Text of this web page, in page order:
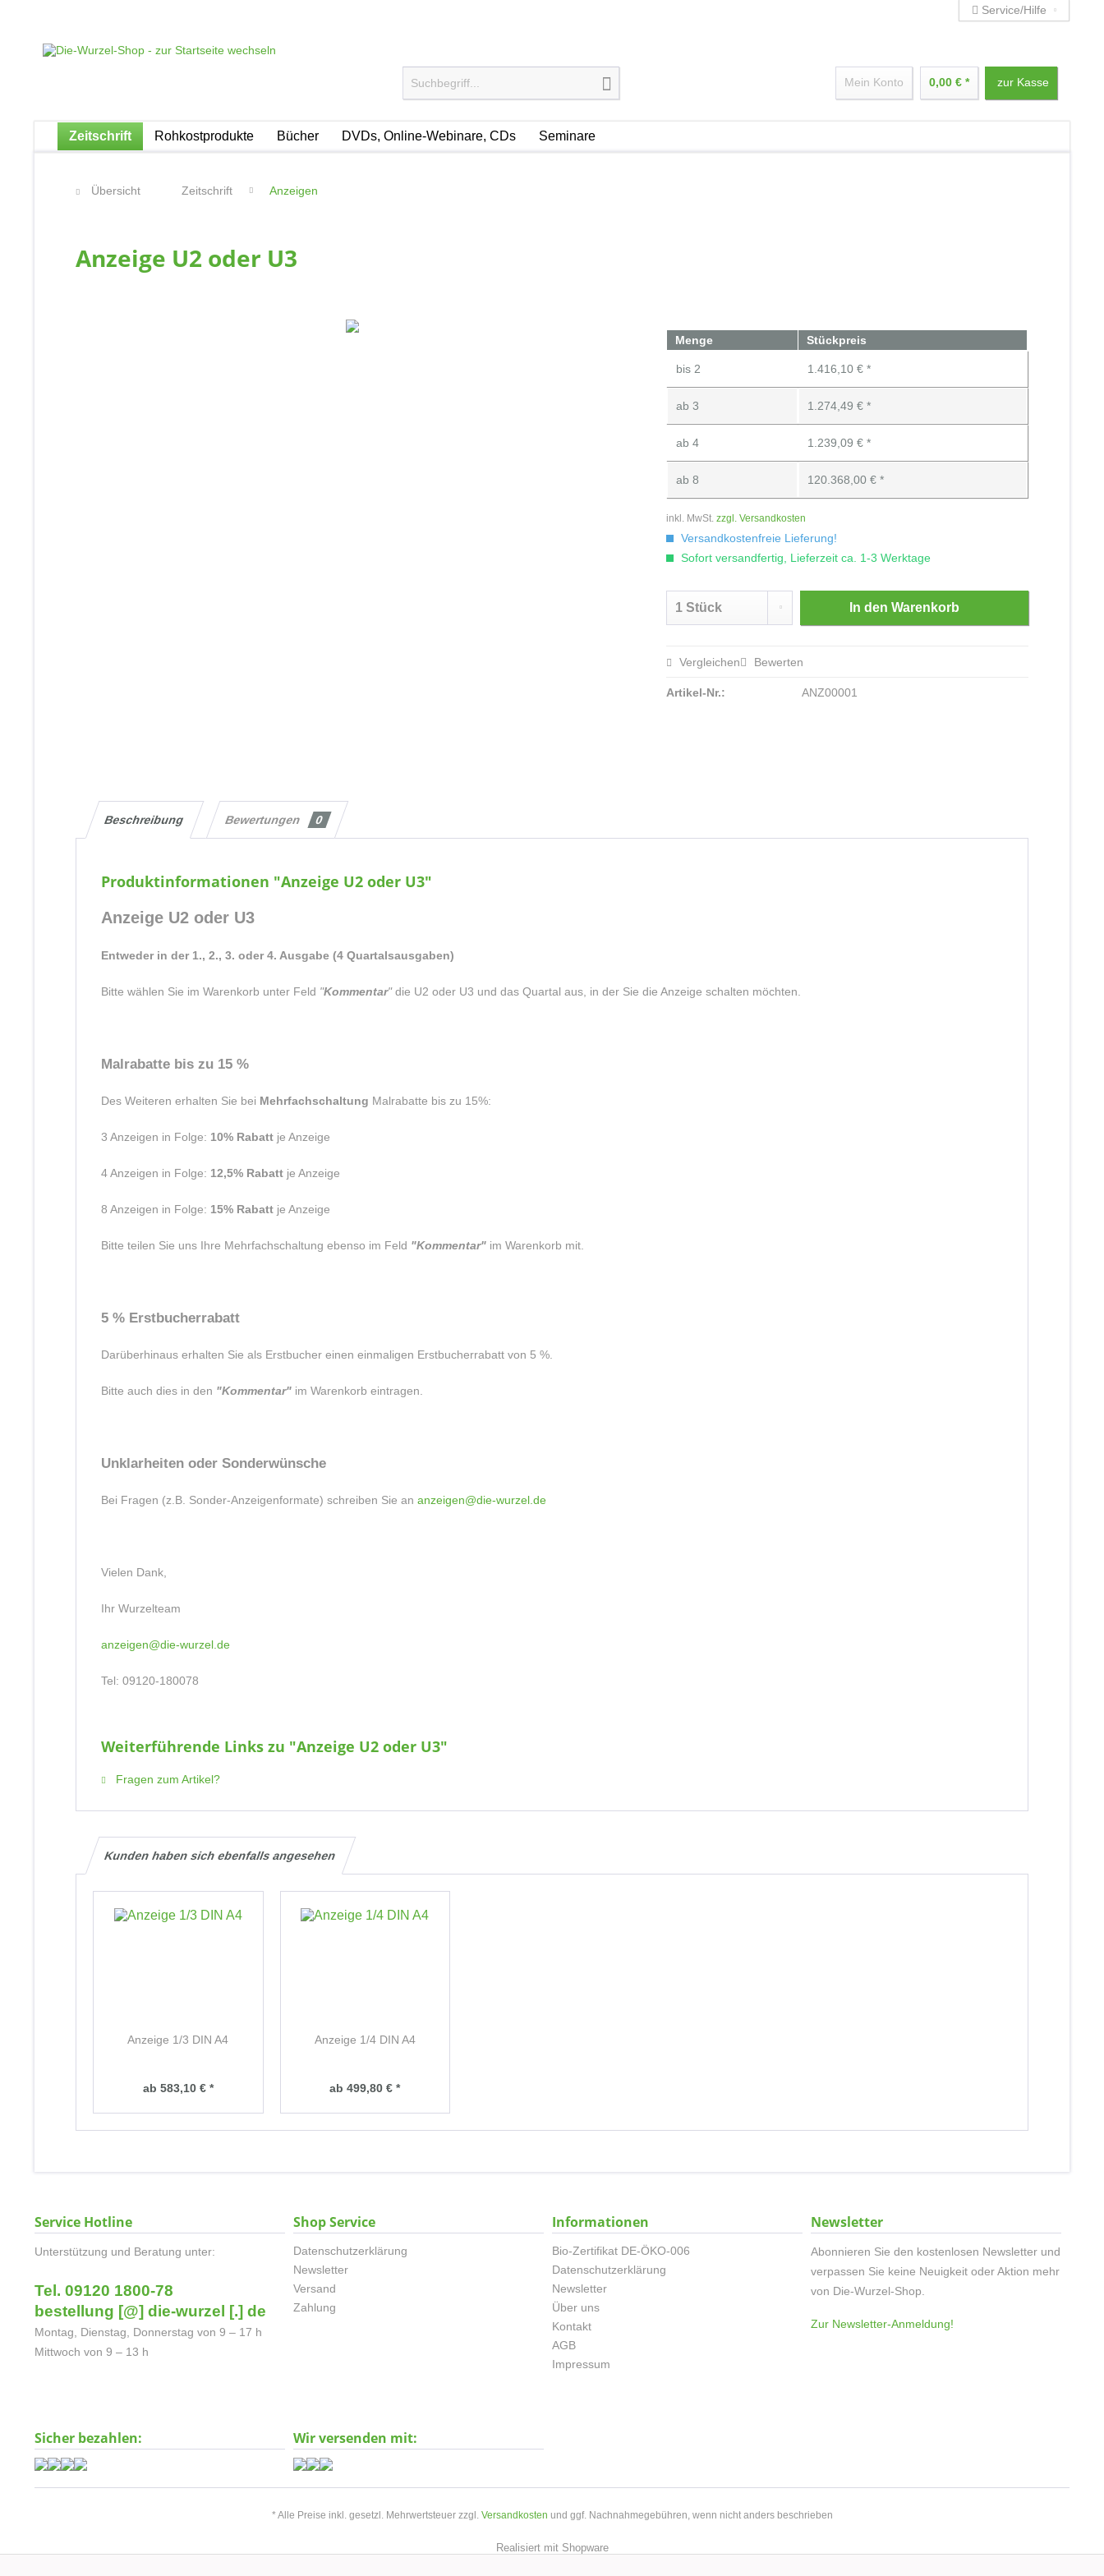
Service/Hilfe
Mein Konto 0,00 € * zur Kasse
Zeitschrift Rohkostprodukte Bücher DVDs, Online-Webinare, CDs Seminare
Übersicht Zeitschrift Anzeigen
Anzeige U2 oder U3
Menge Stückpreis
bis 2 1.416,10 € *
ab3 1.274,49 € *
ab4 1.239,09 € *
ab8 120.368,00 € *
inkl. MwSt.zzgl. Versandkosten
Versandkostenfreie Lieferung!
Sofort versandfertig, Lieferzeit ca. 1-3 Werktage
In den Warenkorb
Vergleichen Bewerten
Artikel-Nr.: ANZ00001
Beschreibung Bewertungen 0
Produktinformationen "Anzeige U2 oder U3"
Anzeige U2 oder U3
Entweder in der 1., 2., 3. oder 4. Ausgabe (4 Quartalsausgaben)
Bitte wählen Sie im Warenkorb unter Feld "Kommentar"die U2 oder U3 und das Quartal aus, in der Sie die Anzeige schalten möchten.
Malrabatte bis zu 15 %
Des Weiteren erhalten Sie bei Mehrfachschaltung Malrabatte bis zu 15%:
3 Anzeigen in Folge: 10% Rabatt je Anzeige
4 Anzeigen in Folge: 12,5% Rabatt je Anzeige
8 Anzeigen in Folge: 15% Rabatt je Anzeige
Bitte teilen Sie uns Ihre Mehrfachschaltung ebenso im Feld "Kommentar" im Warenkorb mit.
5 % Erstbucherrabatt
Darüberhinaus erhalten Sie als Erstbucher einen einmaligen Erstbucherrabatt von 5 %.
Bitte auch dies in den "Kommentar" im Warenkorb eintragen.
Unklarheiten oder Sonderwünsche
Bei Fragen (z.B. Sonder-Anzeigenformate) schreiben Sie an anzeigen@die-wurzel.de
Vielen Dank,
Ihr Wurzelteam
anzeigen@die-wurzel.de
Tel: 09120-180078
Weiterführende Links zu "Anzeige U2 oder U3"
Fragen zum Artikel?
Kunden haben sich ebenfalls angesehen
Anzeige 1/3 DIN A4
ab 583,10 € *
Anzeige 1/4 DIN A4
ab 499,80 € *
Service Hotline
Unterstützung und Beratung unter:
Tel. 09120 1800-78
bestellung [@] die-wurzel [.] de
Montag, Dienstag, Donnerstag von 9 – 17 h
Mittwoch von 9 – 13 h
Shop Service
Datenschutzerklärung
Newsletter
Versand
Zahlung
Informationen
Bio-Zertifikat DE-ÖKO-006
Datenschutzerklärung
Newsletter
Über uns
Kontakt
AGB
Impressum
Newsletter
Abonnieren Sie den kostenlosen Newsletter und
verpassen Sie keine Neuigkeit oder Aktion mehr
von Die-Wurzel-Shop.
Zur Newsletter-Anmeldung!
Sicher bezahlen: Wir versenden mit:
* Alle Preise inkl. gesetzl. Mehrwertsteuer zzgl. Versandkosten und ggf. Nachnahmegebühren, wenn nicht anders beschrieben
Realisiert mit Shopware